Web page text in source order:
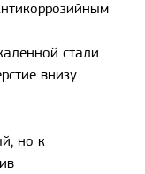
стали.
внизу
но к